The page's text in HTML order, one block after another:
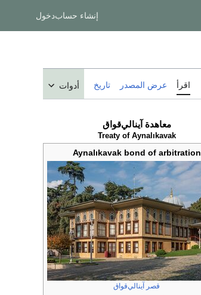
إنشاء حسابدخول
اقرأ عرض المصدر تاريخ أدوات
معاهدة آينالي‌قواق
Treaty of Aynalıkavak
Aynalıkavak bond of arbitration
قصر آينالي‌قواق